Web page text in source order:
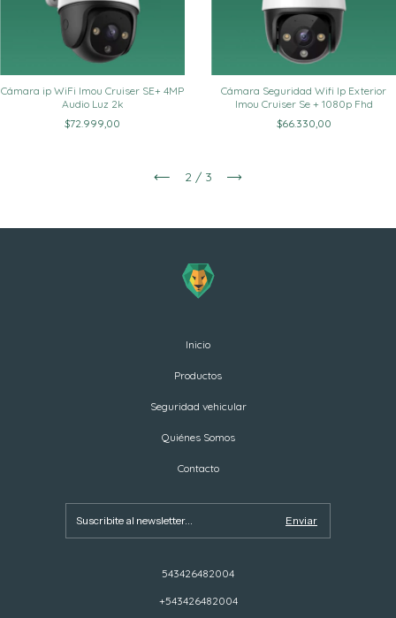
Cámara ip WiFi Imou Cruiser SE+ 4MP
Audio Luz 2k
$72.999,00
Cámara Seguridad Wifi Ip Exterior
Imou Cruiser Se + 1080p Fhd
$66.330,00
2 / 3
Inicio
Productos
Seguridad vehicular
Quiénes Somos
Contacto
543426482004
+543426482004